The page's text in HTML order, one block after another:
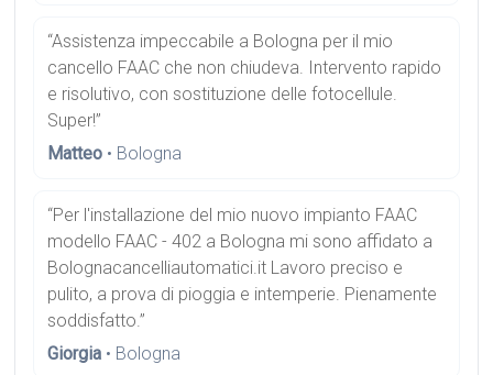
“Assistenza impeccabile a Bologna per il mio
cancello FAAC che non chiudeva. Intervento rapido
e risolutivo, con sostituzione delle fotocellule.
Super!”
Matteo • Bologna
“Per l'installazione del mio nuovo impianto FAAC
modello FAAC - 402 a Bologna mi sono affidato a
Bolognacancelliautomatici.it Lavoro preciso e
pulito, a prova di pioggia e intemperie. Pienamente
soddisfatto.”
Giorgia • Bologna